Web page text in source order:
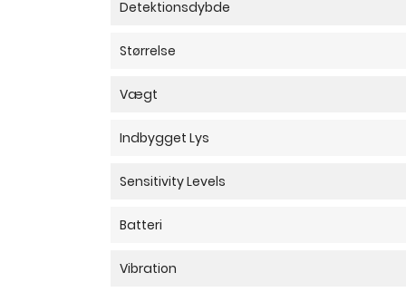
Detektionsdybde
Størrelse
Vægt
Indbygget Lys
Sensitivity Levels
Batteri
Vibration